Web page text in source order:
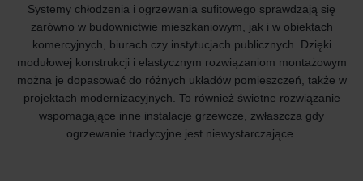
Systemy chłodzenia i ogrzewania sufitowego sprawdzają się
zarówno w budownictwie mieszkaniowym, jak i w obiektach
komercyjnych, biurach czy instytucjach publicznych. Dzięki
modułowej konstrukcji i elastycznym rozwiązaniom montażowym
można je dopasować do różnych układów pomieszczeń, także w
projektach modernizacyjnych. To również świetne rozwiązanie
wspomagające inne instalacje grzewcze, zwłaszcza gdy
ogrzewanie tradycyjne jest niewystarczające.